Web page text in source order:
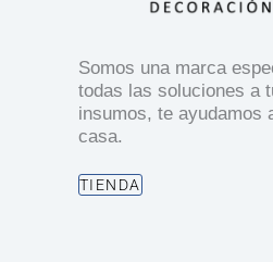
Somos una marca
todas las soluciones a
insumos, te ayudamos
casa.
TIENDA